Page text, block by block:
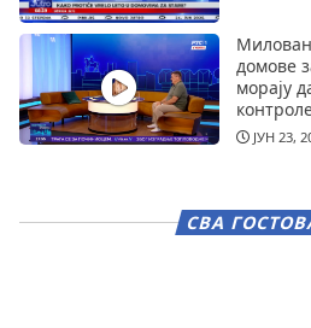
домове
морају
ЈУН 23,
СВА